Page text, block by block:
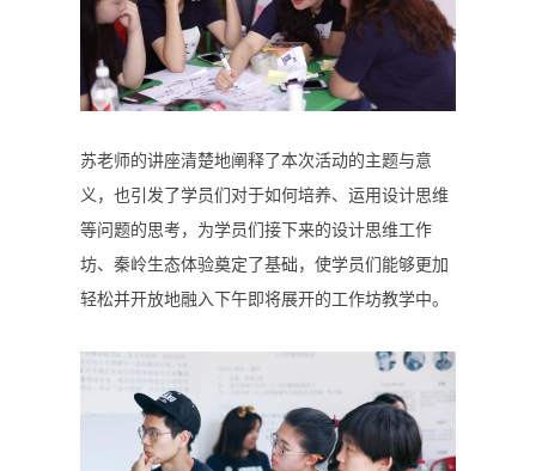
苏老师的讲座清楚地阐释了本次活动的主题与意
义，也引发了学员们对于如何培养、运用设计思维
等问题的思考，为学员们接下来的设计思维工作
坊、秦岭生态体验奠定了基础，使学员们能够更加
轻松并开放地融入下午即将展开的工作坊教学中。